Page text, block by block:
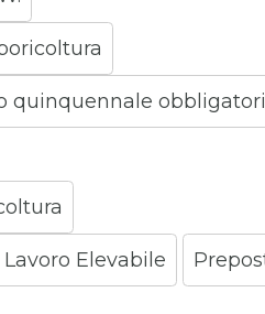
quinquennale
Elevabile